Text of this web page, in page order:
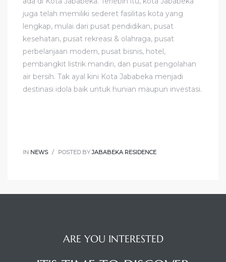
juga telah memiliki sederet fasilitas kota yang
lengkap, mulai dari pusat pendidikan, pusat
kesehatan, pusat rekreasi & olahraga, pusat
perbelanjaan modern, pusat bisnis, hotel,
pembangkit listrik mandiri, dan pusat pengolahan
air bersih. Tak ayal kini Kota Jababeka menjadi
destinasi idola baik untuk hunian maupun investasi.
IN NEWS POSTED BYJABABEKA RESIDENCE
ARE YOU INTERESTED